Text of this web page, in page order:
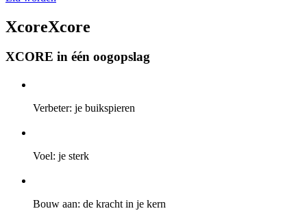
XcoreXcore
XCORE in één oogopslag
Verbeter: je buikspieren
Voel: je sterk
Bouw aan: de kracht in je kern